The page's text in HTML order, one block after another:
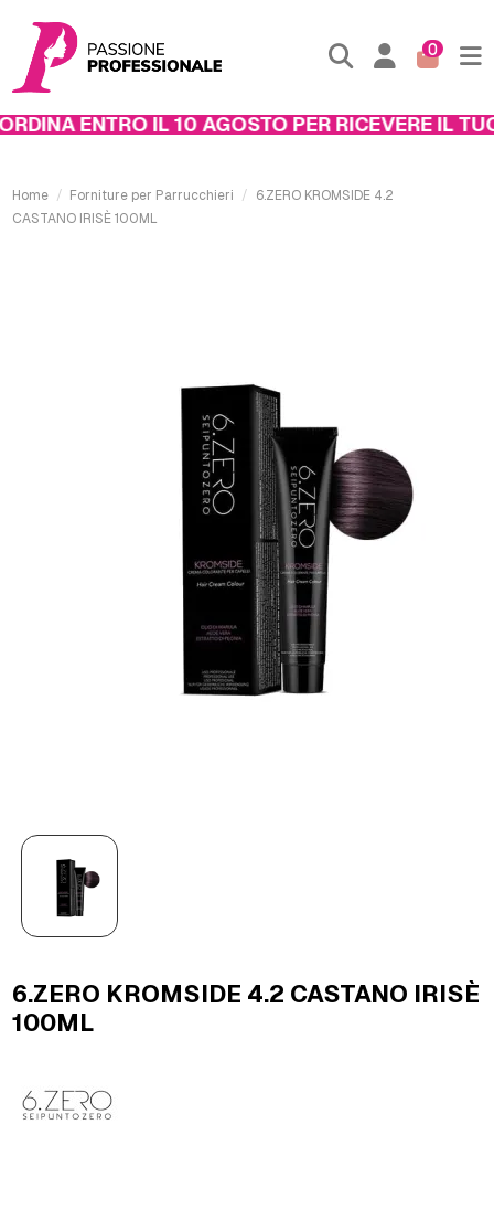
0
ENTRO IL 10 AGOSTO PER RICEVERE IL TUO
Home Forniture per Parrucchieri
6.ZERO KROMSIDE 4.2
CASTANO IRISÈ 100ML
6.ZERO KROMSIDE 4.2 CASTANO IRISÈ
100ML